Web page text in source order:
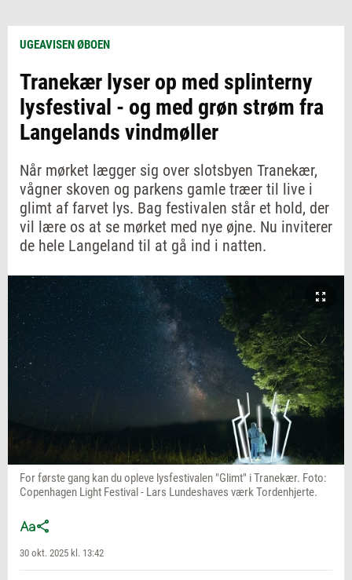
UGEAVISEN ØBOEN
Tranekær lyser op med splinterny
lysfestival - og med grøn strøm fra
Langelands vindmøller
Når mørket lægger sig over slotsbyen Tranekær,
vågner skoven og parkens gamle træer til live i
glimt af farvet lys. Bag festivalen står et hold, der
vil lære os at se mørket med nye øjne. Nu inviterer
de hele Langeland til at gå ind i natten.
For første gang kan du opleve lysfestivalen "Glimt" i Tranekær. Foto:
Copenhagen Light Festival - Lars Lundeshaves værk Tordenhjerte.
30 okt. 2025 kl. 13:42